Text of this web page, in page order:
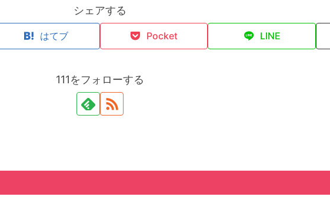
シェアする
はてブ Pocket LINE
111をフォローする